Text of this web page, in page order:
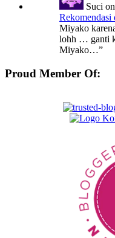
Suci on
Rekomendasi
Miyako
lohh … ganti
Miyako…”
Proud Member Of: